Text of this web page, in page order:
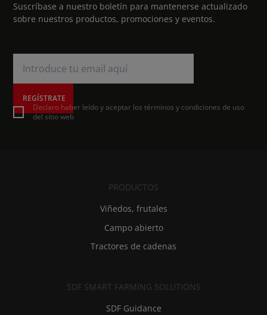
Suscríbase a nuestro boletín para mantenerse actualizado
sobre nuestros productos, promociones y eventos.
REGÍSTRATE
Declaro haber leído y aceptar los términos y condiciones de uso
del sitio web
PRODUCTOS
Viñedos, frutales
Campo abierto
Tractores de cadenas
SDF SMART FARMING SOLUTIONS
SDF Guidance